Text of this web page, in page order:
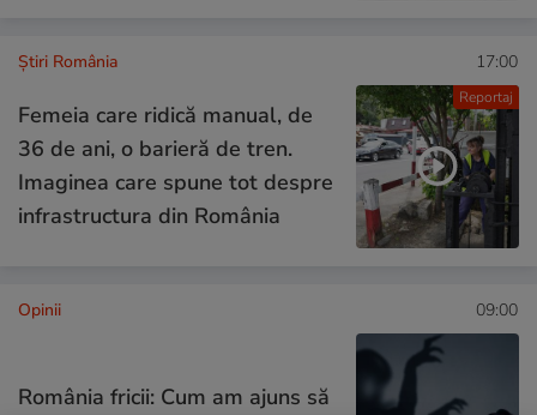
Reportaj
Știri România 17:00
Femeia care ridică manual, de
36 de ani, o barieră de tren.
Imaginea care spune tot despre
infrastructura din România
Opinii 09:00
România fricii: Cum am ajuns să